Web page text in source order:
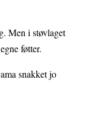
Men i støvlaget
føtter.
snakket jo